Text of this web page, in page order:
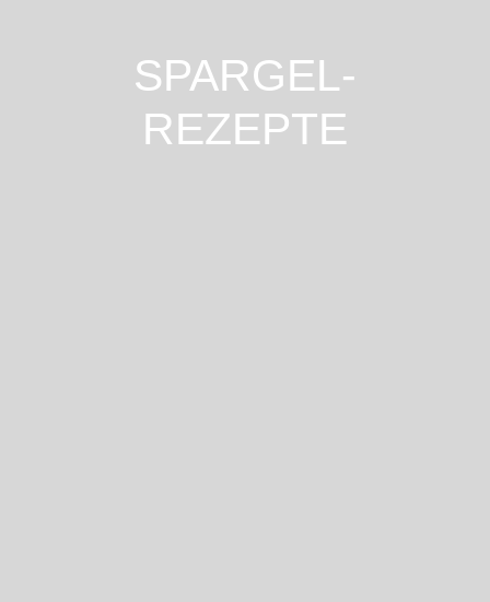
SPARGEL-
REZEPTE